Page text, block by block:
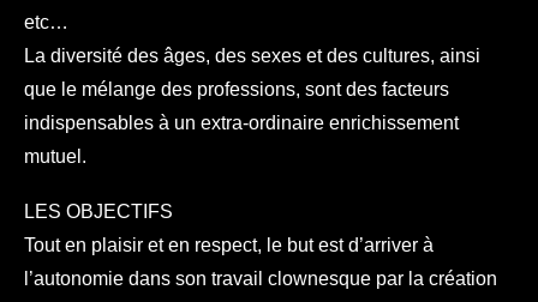
etc…
La diversité des âges, des sexes et des cultures, ainsi
que le mélange des professions, sont des facteurs
indispensables à un extra-ordinaire enrichissement
mutuel.
LES OBJECTIFS
Tout en plaisir et en respect, le but est d’arriver à
l’autonomie dans son travail clownesque par la création